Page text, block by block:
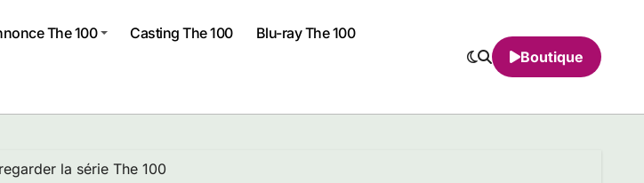
The 100 Casting The 100 Blu-ray The 100
Boutique
la série The 100